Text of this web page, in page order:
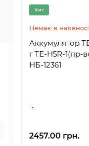
Хит
Немає в
Аккумулятор
г ТЕ-Н5R-1(пр-
НБ-12361
-..
2457.00 грн.